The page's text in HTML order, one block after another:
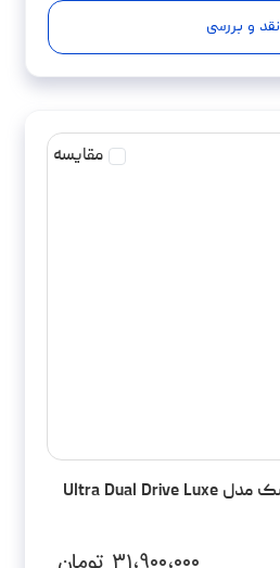
نقد و بررسی
مقایسه
فلش مموری سن دیسک مدل Ultra Dual Drive Luxe